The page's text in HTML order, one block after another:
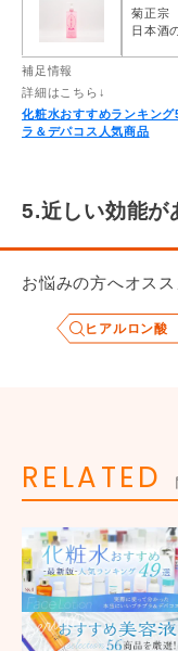
菊正宗
日本酒
補足情報
詳細はこちら↓
化粧水おすすめランキン
ラ＆デパコス人気商品
5.近しい効能が
お悩みの方へオス
ヒアルロン酸
RELATED